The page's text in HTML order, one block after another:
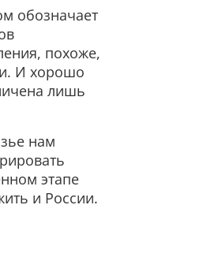
обозначает
похоже,
И хорошо
лишь
нам
этапе
и России.